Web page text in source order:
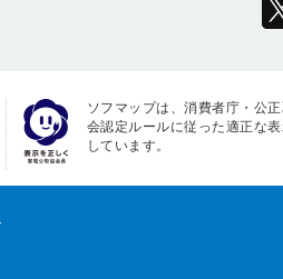
ソフマップは、消費者庁・公
会認定ルールに従った適正な
しています。